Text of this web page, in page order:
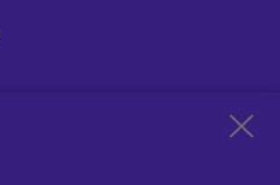
Takaisin